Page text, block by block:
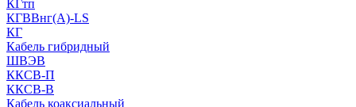
КГтп
КГВВнг(А)-LS
КГ
Кабель гибридный
ШВЭВ
ККСВ-П
ККСВ-В
Кабель коаксиальный